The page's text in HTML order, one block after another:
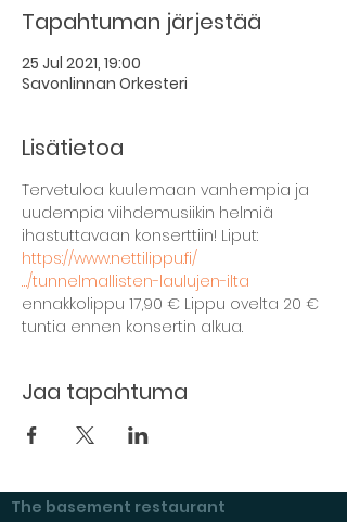
Tapahtuman järjestää
25 Jul 2021, 19:00
Savonlinnan Orkesteri
Lisätietoa
Tervetuloa kuulemaan vanhempia ja
uudempia viihdemusiikin helmiä
ihastuttavaan konserttiin! Liput:
https://www.nettilippu.fi/
…/tunnelmallisten-laulujen-ilta
ennakkolippu 17,90 € Lippu ovelta 20 €
tuntia ennen konsertin alkua.
Jaa tapahtuma
The basement restaurant